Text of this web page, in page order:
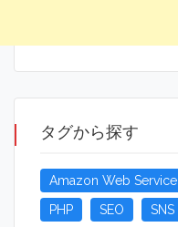
タグから探す
Amazon Web Service
PHP
SEO SNS